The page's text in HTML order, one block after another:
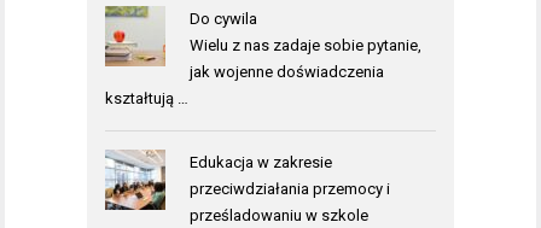
Do cywila
Wielu z nas zadaje sobie pytanie,
jak wojenne doświadczenia
kształtują …
Edukacja w zakresie
przeciwdziałania przemocy i
prześladowaniu w szkole